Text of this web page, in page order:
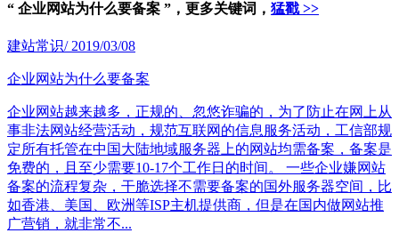
“ 企业网站为什么要备案 ”，更多关键词， 猛戳 >>
建站常识/ 2019/03/08
企业网站为什么要备案
企业网站越来越多，正规的、忽悠诈骗的，为了防止在网上从
事非法网站经营活动，规范互联网的信息服务活动，工信部规
定所有托管在中国大陆地域服务器上的网站均需备案，备案是
免费的，且至少需要10-17个工作日的时间。 一些企业嫌网站
备案的流程复杂，干脆选择不需要备案的国外服务器空间，比
如香港、美国、欧洲等ISP主机提供商，但是在国内做网站推
广营销，就非常不...